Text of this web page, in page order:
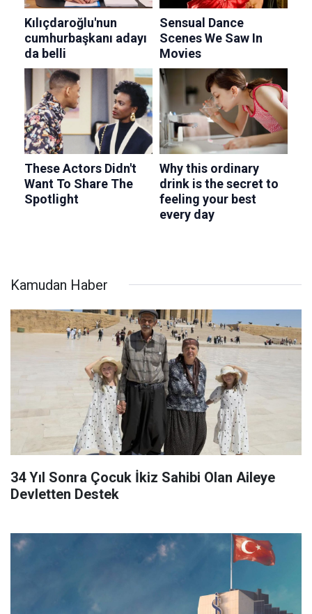
Kamudan Haber
34 Yıl Sonra Çocuk İkiz Sahibi Olan Aileye
Devletten Destek